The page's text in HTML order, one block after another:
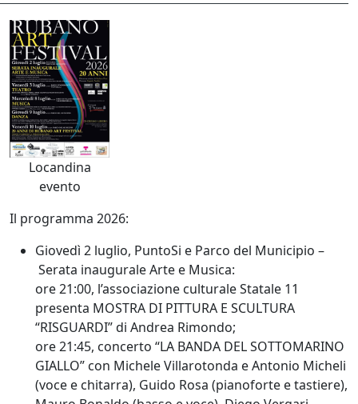
Locandina
evento
Il programma 2026:
Giovedì 2 luglio, PuntoSi e Parco del Municipio –
Serata inaugurale Arte e Musica:
ore 21:00, l’associazione culturale Statale 11
presenta MOSTRA DI PITTURA E SCULTURA
“RISGUARDI” di Andrea Rimondo;
ore 21:45, concerto “LA BANDA DEL SOTTOMARINO
GIALLO” con Michele Villarotonda e Antonio Micheli
(voce e chitarra), Guido Rosa (pianoforte e tastiere),